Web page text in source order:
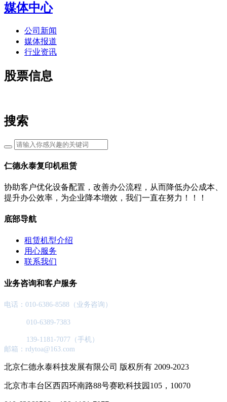
媒体中心
公司新闻
媒体报道
行业资讯
股票信息
搜索
仁德永泰复印机租赁
协助客户优化设备配置，改善办公流程，从而降低办公成本、
提升办公效率，为企业降本增效，我们一直在努力！！！
底部导航
租赁机型介绍
用心服务
联系我们
业务咨询和客户服务
电话：010-6386-8588（业务咨询）
010-6389-7383
139-1181-7077（手机）
邮箱：rdytoa@163.com
北京仁德永泰科技发展有限公司 版权所有 2009-2023
北京市丰台区西四环南路88号赛欧科技园105，10070